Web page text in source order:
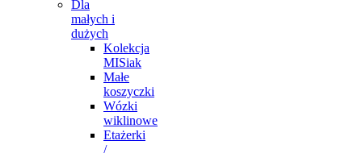
Dla
małych i
dużych
Kolekcja
MISiak
Małe
koszyczki
Wózki
wiklinowe
Etażerki
/